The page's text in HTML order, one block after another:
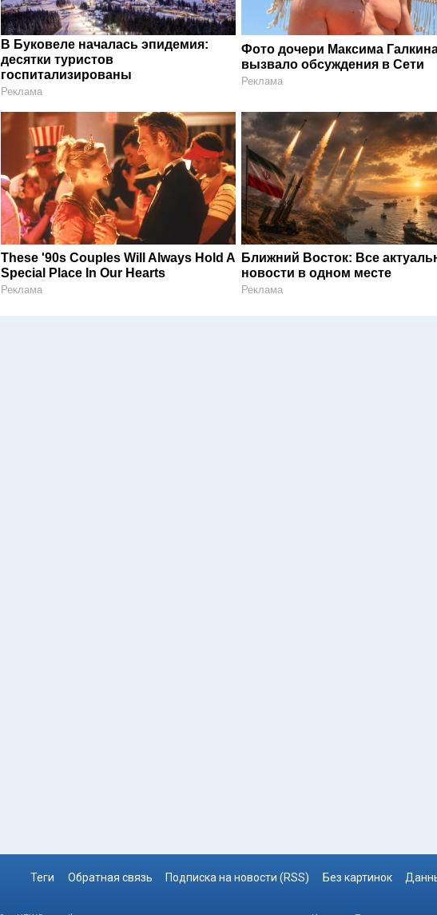
В Буковеле началась эпидемия:
десятки туристов
госпитализированы
Реклама
Фото дочери Максима
вызвало обсуждения в Сети
Реклама
These '90s Couples Will Always Hold A
Special Place In Our Hearts
Реклама
Ближний Восток: Все
новости в одном месте
Реклама
Теги Обратная связь Подписка на новости (RSS) Без картинок